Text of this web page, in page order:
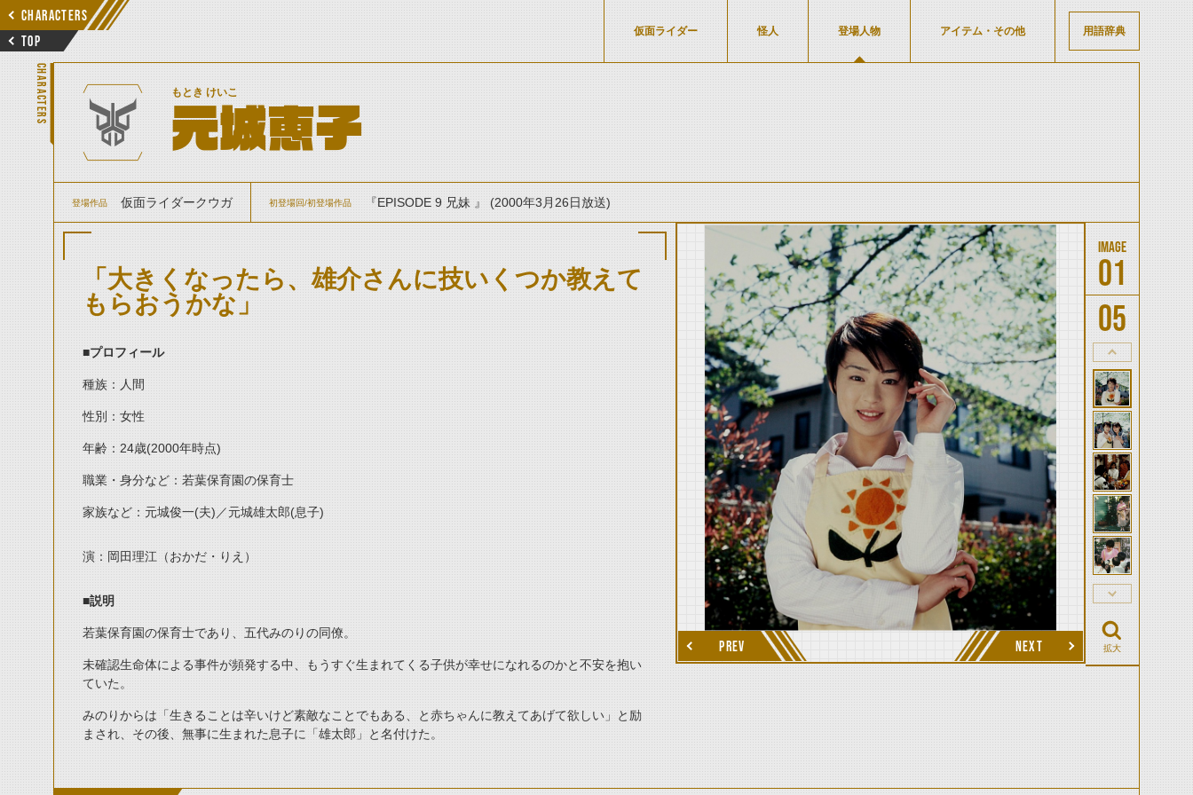
CHARACTERS
TOP
仮面ライダー 怪人 登場人物 アイテム・その他 用語辞典
CHARACTERS もとき けいこ
元城恵子
登場作品 仮面ライダークウガ 初登場回/初登場作品 『EPISODE 9 兄妹 』 (2000年3月26日放送)
「大きくなったら、雄介さんに技いくつか教えて
もらおうかな」
■プロフィール
種族：人間
性別：女性
年齢：24歳(2000年時点)
職業・身分など：若葉保育園の保育士
家族など：元城俊一(夫)／元城雄太郎(息子)
演：岡田理江（おかだ・りえ）
■説明
若葉保育園の保育士であり、五代みのりの同僚。
未確認生命体による事件が頻発する中、もうすぐ生まれてくる子供が幸せになれるのかと不安を抱い
ていた。
みのりからは「生きることは辛いけど素敵なことでもある、と赤ちゃんに教えてあげて欲しい」と励
まされ、その後、無事に生まれた息子に「雄太郎」と名付けた。
PREV NEXT
01
05
thumbnail Prev
拡大